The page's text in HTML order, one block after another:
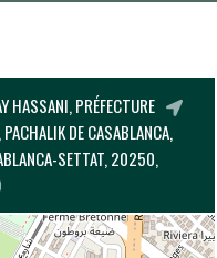
HASSANI, PRÉFECTURE
DE CASABLANCA,
SETTAT, 20250,